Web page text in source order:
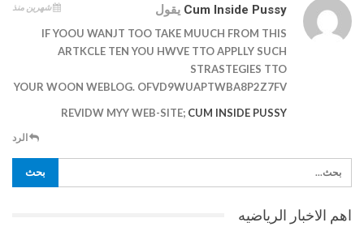
Cum Inside Pussy يقول شهرين منذ
IF YOOU WANJT TOO TAKE MUUCH FROM THIS
ARTKCLE TEN YOU HWVE TTO APPLLY SUCH
STRASTEGIES TTO
YOUR WOON WEBLOG. OFVD9WUAPTWBA8P2Z7FV
REVIDW MYY WEB-SITE; CUM INSIDE PUSSY
الرد
اهم الاخبار الرياضيه